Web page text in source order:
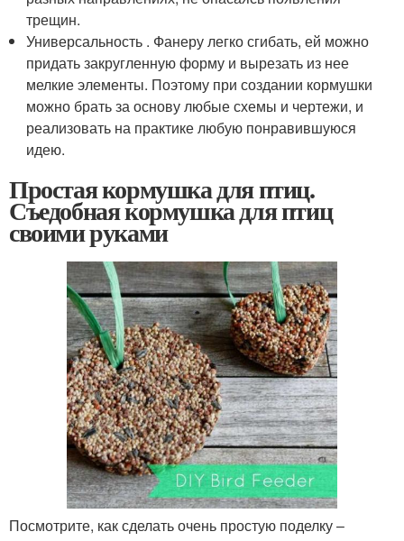
трещин.
Универсальность . Фанеру легко сгибать, ей можно
придать закругленную форму и вырезать из нее
мелкие элементы. Поэтому при создании кормушки
можно брать за основу любые схемы и чертежи, и
реализовать на практике любую понравившуюся
идею.
Простая кормушка для птиц.
Съедобная кормушка для птиц
своими руками
Посмотрите, как сделать очень простую поделку –